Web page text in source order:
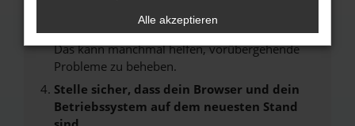
Starte dein Gerät neu.
Das kann manchmal helfen, vorübergehende
Probleme zu beheben.
Stelle sicher, dass dein Browser und dein
Betriebssystem auf dem neuesten Stand
Alle akzeptieren